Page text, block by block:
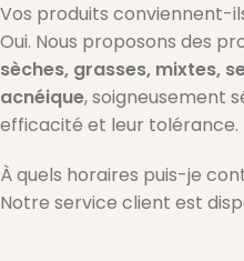
Vos produits conviennent-
Oui. Nous proposons des
sèches, grasses, mixtes,
acnéique, soigneusement
efficacité et leur tolérance.
À quels horaires puis-je
Notre service client est